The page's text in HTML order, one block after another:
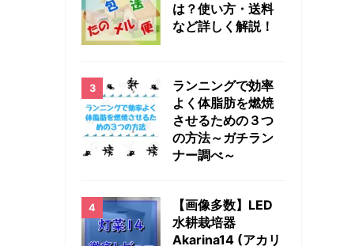
は？使い方・送料
など詳しく解説！
ランニングで効率
よく体脂肪を燃焼
させるための３つ
の方法～ガチラン
ナー調べ～
【画像多数】LED
水耕栽培器
Akarina14 (アカリ